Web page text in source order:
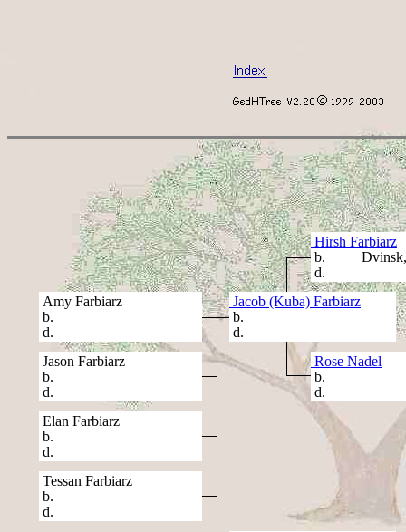
Hirsh Farbiarz
b. Dvinsk,
d.
Amy Farbiarz
b.
d.
Jacob (Kuba) Farbiarz
b.
d.
Jason Farbiarz
b.
d.
Rose Nadel
b.
d.
Elan Farbiarz
b.
d.
Tessan Farbiarz
b.
d.